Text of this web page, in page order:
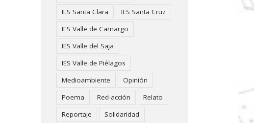
IES Santa Clara
IES Santa Cruz
IES Valle de Camargo
IES Valle del Saja
IES Valle de Piélagos
Medioambiente
Opinión
Poema
Red-acción
Relato
Reportaje
Solidaridad